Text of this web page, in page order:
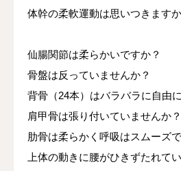
体幹の柔軟運動は思いつきます
仙腸関節は柔らかいですか？
骨盤は反っていませんか？
背骨（24本）はバラバラに自由
肩甲骨は張り付いていませんか？
肋骨は柔らかく呼吸はスムーズ
上体の動きに腰がひきずたれて